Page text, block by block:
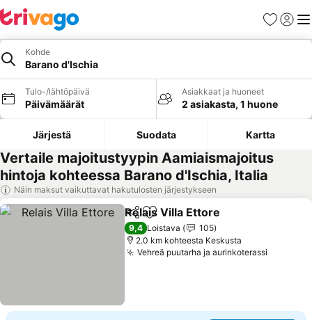
Suosikit
Kohde
Barano d'Ischia
Tulo-/lähtöpäivä
Päivämäärät
Asiakkaat ja huoneet
2 asiakasta, 1 huone
Järjestä Suodata Kartta
Vertaile majoitustyypin Aamiaismajoitus
hintoja kohteessa Barano d'Ischia, Italia
Näin maksut vaikuttavat hakutulosten järjestykseen
Jaa Lisää suosikkeihin
Relais Villa Ettore
9,4 Loistava
105
2.0 km kohteesta Keskusta
Vehreä puutarha ja aurinkoterassi